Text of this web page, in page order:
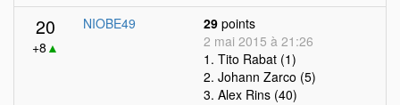
20
+8 ▲
NIOBE49 29 points
2 mai 2015 à 21:26
1. Tito Rabat (1)
2. Johann Zarco (5)
3. Alex Rins (40)